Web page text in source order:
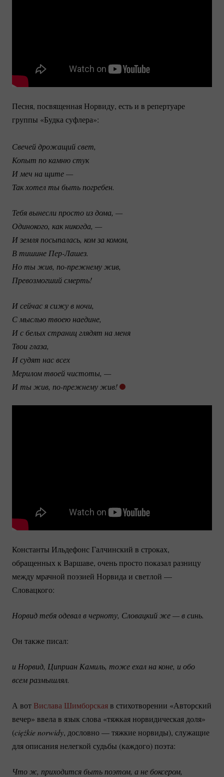
Песня, посвященная Норвиду, есть и в репертуаре
группы «Будка суфлера»:
Свечей дрожащий свет,
Копыт по камню стук
И меч на щите —
Так хотел ты быть погребен.
Тебя вынесли просто из дома, —
Одинокого, как никогда, —
И земля посыпалась, ком за комом,
В тишине Пер-Лашез.
Но ты жив, по-прежнему жив,
Превозмогший смерть!
И сейчас я сижу в ночи,
С мыслью твоею наедине,
И с белых страниц глядят на меня
Твои глаза,
И судят нас всех
Мерилом твоей чистоты, —
И ты жив, по-прежнему жив!
Константы Ильдефонс Галчинский в строках,
обращенных к Варшаве, очень просто показал разницу
между мрачной поэзией Норвида и светлой —
Словацкого:
Норвид тебя одевал в черноту, Словацкий же — в синь.
Он также писал:
и Норвид, Циприан Камиль, тоже ехал на коне, и обо
всем размышлял.
А вот Вислава Шимборскаяв стихотворении «Авторский
вечер» ввела в язык слова «тяжкая норвидическая доля»
(ciężkie norwidy, дословно — тяжкие норвиды), служащие
для описания нелегкой судьбы (каждого) поэта:
Что ж, приходится быть поэтом, а не боксером,